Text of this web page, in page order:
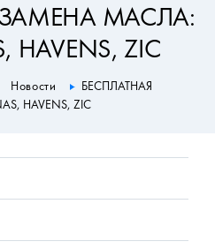
МАСЛА:
HAVENS, ZIC
Новости
БЕСПЛАТНАЯ
HAVENS, ZIC